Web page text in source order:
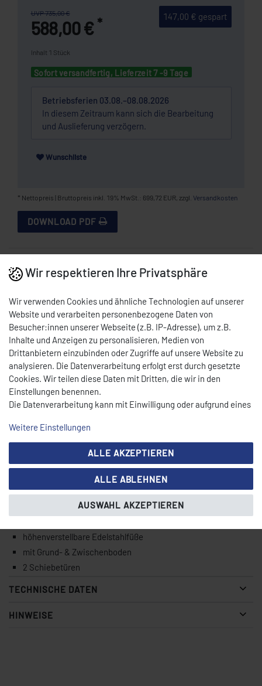
147,00 € gespart
UVP 735,00 €
588,00 € *
Inhalt 1 Stück
Sofort versandfertig, Lieferzeit 7 -9 Tage
Betriebsferien 03.08.–08.08.2026
In diesem Zeitraum kann sich die Bearbeitung
und Auslieferung verzögern.
Wunschliste
* Nettopreis | Bruttopreis inkl. 19% MwSt.: 699,72 EUR, zzgl. Versandkosten
DOWNLOAD PDF
Ausführung
fertig montiert geliefert
Abgerundete Ecken
Ideale Arbeitshöhe 850 mm
hohe Tragkraft
sehr sauber verarbeitet
Arbeitsfläche mit 100mm Aufkantung
40 mm starke Arbeitsplatte
Arbeitsfläche mit Holz unterfüttert
Unterbau
höhenverstellbare Edelstahlfüße
mit Grund- & Zwischenboden
2 Schiebetüren
TECHNISCHE DATEN
HINWEISE
Wir respektieren Ihre Privatsphäre
Wir verwenden Cookies und ähnliche Technologien auf unserer
Website und verarbeiten personenbezogene Daten von
Besucher:innen unserer Webseite (z.B. IP-Adresse), um z.B.
Inhalte und Anzeigen zu personalisieren, Medien von
Drittanbietern einzubinden oder Zugriffe auf unsere Website zu
analysieren. Die Datenverarbeitung erfolgt erst durch gesetzte
Cookies. Wir teilen diese Daten mit Dritten, die wir in den
Einstellungen benennen.
Die Datenverarbeitung kann mit Einwilligung oder aufgrund eines
oder abgelehnt werden. Es besteht das Recht, nicht einzuwilligen
und die Einwilligung zu einem späteren Zeitpunkt zu ändern oder
zu widerrufen. Beachten Sie unserImpressum
Hinweise zur Verwendung personenbezogener Daten in unserer
Weitere Einstellungen
ALLE AKZEPTIEREN
ALLE ABLEHNEN
AUSWAHL AKZEPTIEREN